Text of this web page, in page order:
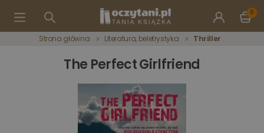
0
Strona główna Literatura, beletrystyka Thriller
The Perfect Girlfriend